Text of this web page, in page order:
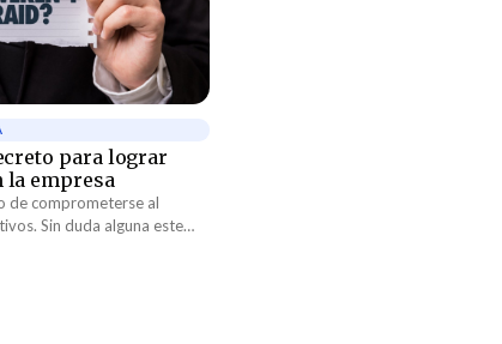
para lograr
la empresa
de comprometerse al
Sin duda alguna este
esparcida en el mundo